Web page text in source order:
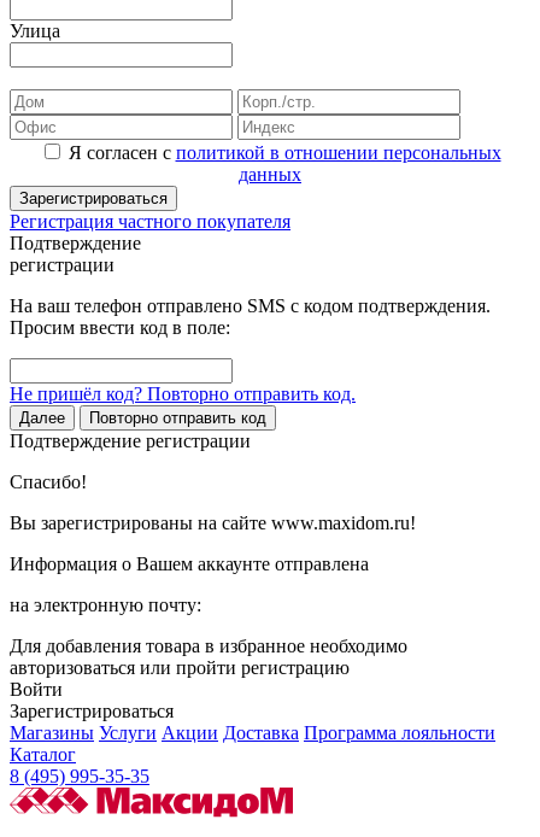
Улица
Я согласен с политикой в отношении персональных
данных
Зарегистрироваться
Регистрация частного покупателя
Подтверждение
регистрации
На ваш телефон отправлено SMS с кодом подтверждения.
Просим ввести код в поле:
Не пришёл код? Повторно отправить код.
Далее Повторно отправить код
Подтверждение регистрации
Спасибо!
Вы зарегистрированы на сайте www.maxidom.ru!
Информация о Вашем аккаунте отправлена
на электронную почту:
Для добавления товара в избранное необходимо
авторизоваться или пройти регистрацию
Войти
Зарегистрироваться
Магазины Услуги Акции Доставка Программа лояльности
Каталог
8 (495) 995-35-35